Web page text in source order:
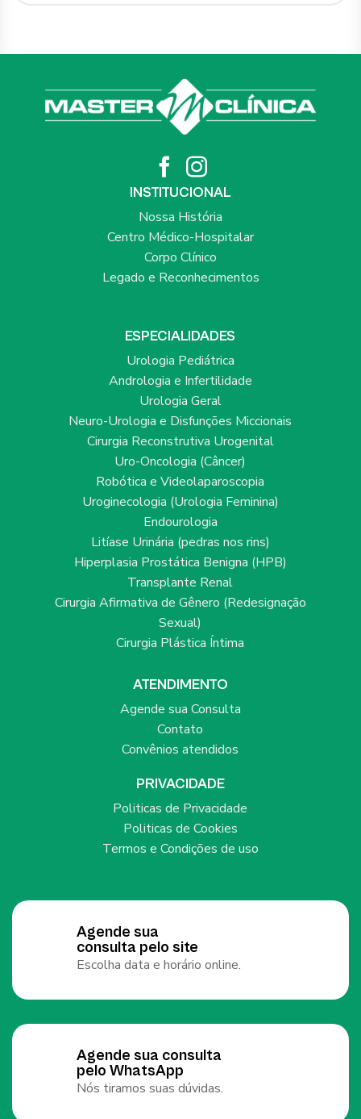
INSTITUCIONAL
Nossa História
Centro Médico-Hospitalar
Corpo Clínico
Legado e Reconhecimentos
ESPECIALIDADES
Urologia Pediátrica
Andrologia e Infertilidade
Urologia Geral
Neuro-Urologia e Disfunções Miccionais
Cirurgia Reconstrutiva Urogenital
Uro-Oncologia (Câncer)
Robótica e Videolaparoscopia
Uroginecologia (Urologia Feminina)
Endourologia
Litíase Urinária (pedras nos rins)
Hiperplasia Prostática Benigna (HPB)
Transplante Renal
Cirurgia Afirmativa de Gênero (Redesignação
Sexual)
Cirurgia Plástica Íntima
ATENDIMENTO
Agende sua Consulta
Contato
Convênios atendidos
PRIVACIDADE
Politicas de Privacidade
Politicas de Cookies
Termos e Condições de uso
Agende sua
consulta pelo site
Escolha data e horário online.
Agende sua consulta
pelo WhatsApp
Nós tiramos suas dúvidas.